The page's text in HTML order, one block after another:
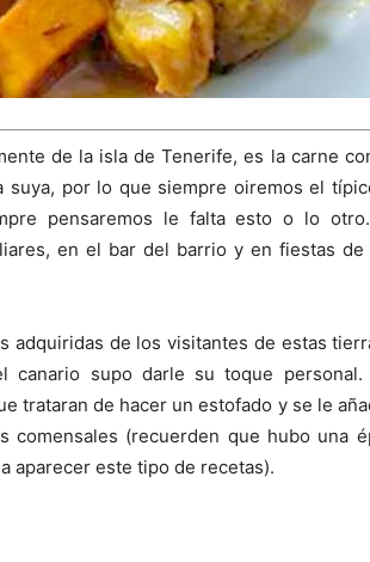
de la isla de Tenerife, es la carne
suya, por lo que siempre oiremos el
pensaremos le falta esto o lo
en el bar del barrio y en fiestas de
adquiridas de los visitantes de estas
supo darle su toque personal.
trataran de hacer un estofado y se le
comensales (recuerden que hubo una
aparecer este tipo de recetas).